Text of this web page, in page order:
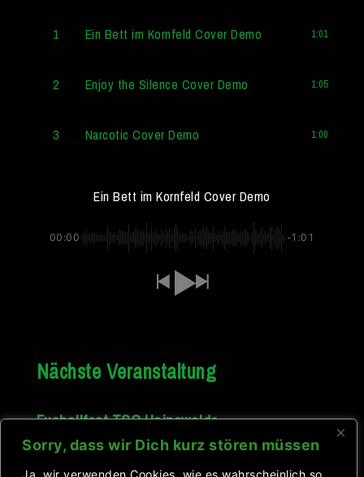
Sorry, dass wir Dich kurz stören müssen
Ja, wir verwenden Cookies, wie es wahrscheinlich so
1 Ein Bett im Kornfeld Cover Demo 1:01
2 Enjoy the Silence Cover Demo 1:05
3 Narcotic Cover Demo 1:00
Ein Bett im Kornfeld Cover Demo
00:00 -1:01
Nächste Veranstaltung
Fusballfest TSG Hainewalde
Datum:08.08.2026